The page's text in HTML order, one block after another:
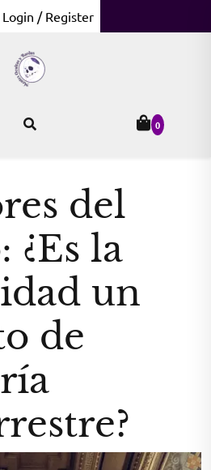
Login / Register
0
del
¿Es la
un
de